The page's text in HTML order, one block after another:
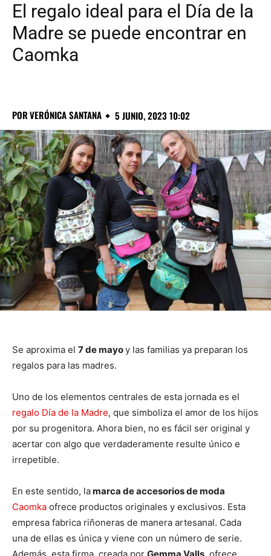
El regalo ideal para el Día de la
Madre se puede encontrar en
Caomka
PORVERÓNICA SANTANA 5 JUNIO, 2023 10:02
Se aproxima el 7 de mayoy las familias ya preparan los
regalos para las madres.
Uno de los elementos centrales de esta jornada es el
regalo Día de la Madre, que simboliza el amor de los hijos
por su progenitora. Ahora bien, no es fácil ser original y
acertar con algo que verdaderamente resulte único e
irrepetible.
En este sentido, lamarca de accesorios de moda
Caomka ofrece productos originales y exclusivos. Esta
empresa fabrica riñoneras de manera artesanal. Cada
una de ellas es única y viene con un número de serie.